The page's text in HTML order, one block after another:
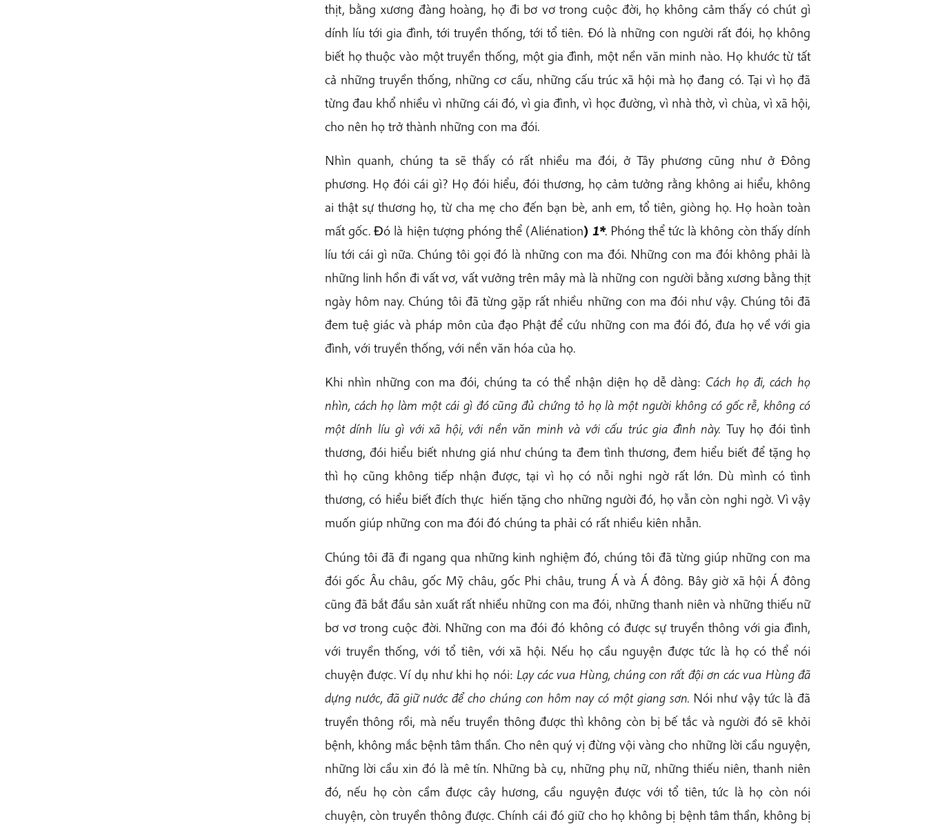
thịt, bằng xương đàng hoàng, họ đi bơ vơ trong cuộc đời, họ không cảm thấy có chút gì
dính líu tới gia đình, tới truyền thống, tới tổ tiên. Đó là những con người rất đói, họ không
biết họ thuộc vào một truyền thống, một gia đình, một nền văn minh nào. Họ khước từ tất
cả những truyền thống, những cơ cấu, những cấu trúc xã hội mà họ đang có. Tại vì họ đã
từng đau khổ nhiều vì những cái đó, vì gia đình, vì học đường, vì nhà thờ, vì chùa, vì xã hội,
cho nên họ trở thành những con ma đói.
Nhìn quanh, chúng ta sẽ thấy có rất nhiều ma đói, ở Tây phương cũng như ở Đông
phương. Họ đói cái gì? Họ đói hiểu, đói thương, họ cảm tưởng rằng không ai hiểu, không
ai thật sự thương họ, từ cha mẹ cho đến bạn bè, anh em, tổ tiên, giòng họ. Họ hoàn toàn
mất gốc. Ðó là hiện tượng phóng thể (Aliénation) 1*. Phóng thể tức là không còn thấy dính
líu tới cái gì nữa. Chúng tôi gọi đó là những con ma đói. Những con ma đói không phải là
những linh hồn đi vất vơ, vất vưởng trên mây mà là những con người bằng xương bằng thịt
ngày hôm nay. Chúng tôi đã từng gặp rất nhiều những con ma đói như vậy. Chúng tôi đã
đem tuệ giác và pháp môn của đạo Phật để cứu những con ma đói đó, đưa họ về với gia
đình, với truyền thống, với nền văn hóa của họ.
Khi nhìn những con ma đói, chúng ta có thể nhận diện họ dễ dàng: Cách họ đi, cách họ
nhìn, cách họ làm một cái gì đó cũng đủ chứng tỏ họ là một người không có gốc rễ, không có
một dính líu gì với xã hội, với nền văn minh và với cấu trúc gia đình này. Tuy họ đói tình
thương, đói hiểu biết nhưng giá như chúng ta đem tình thương, đem hiểu biết để tặng họ
thì họ cũng không tiếp nhận được, tại vì họ có nỗi nghi ngờ rất lớn. Dù mình có tình
thương, có hiểu biết đích thực hiến tặng cho những người đó, họ vẫn còn nghi ngờ. Vì vậy
muốn giúp những con ma đói đó chúng ta phải có rất nhiều kiên nhẫn.
Chúng tôi đã đi ngang qua những kinh nghiệm đó, chúng tôi đã từng giúp những con ma
đói gốc Âu châu, gốc Mỹ châu, gốc Phi châu, trung Á và Á đông. Bây giờ xã hội Á đông
cũng đã bắt đầu sản xuất rất nhiều những con ma đói, những thanh niên và những thiếu nữ
bơ vơ trong cuộc đời. Những con ma đói đó không có được sự truyền thông với gia đình,
với truyền thống, với tổ tiên, với xã hội. Nếu họ cầu nguyện được tức là họ có thể nói
chuyện được. Ví dụ như khi họ nói: Lạy các vua Hùng, chúng con rất đội ơn các vua Hùng đã
dựng nước, đã giữ nước để cho chúng con hôm nay có một giang sơn. Nói như vậy tức là đã
truyền thông rồi, mà nếu truyền thông được thì không còn bị bế tắc và người đó sẽ khỏi
bệnh, không mắc bệnh tâm thần. Cho nên quý vị đừng vội vàng cho những lời cầu nguyện,
những lời cầu xin đó là mê tín. Những bà cụ, những phụ nữ, những thiếu niên, thanh niên
đó, nếu họ còn cầm được cây hương, cầu nguyện được với tổ tiên, tức là họ còn nói
chuyện, còn truyền thông được. Chính cái đó giữ cho họ không bị bệnh tâm thần, không bị